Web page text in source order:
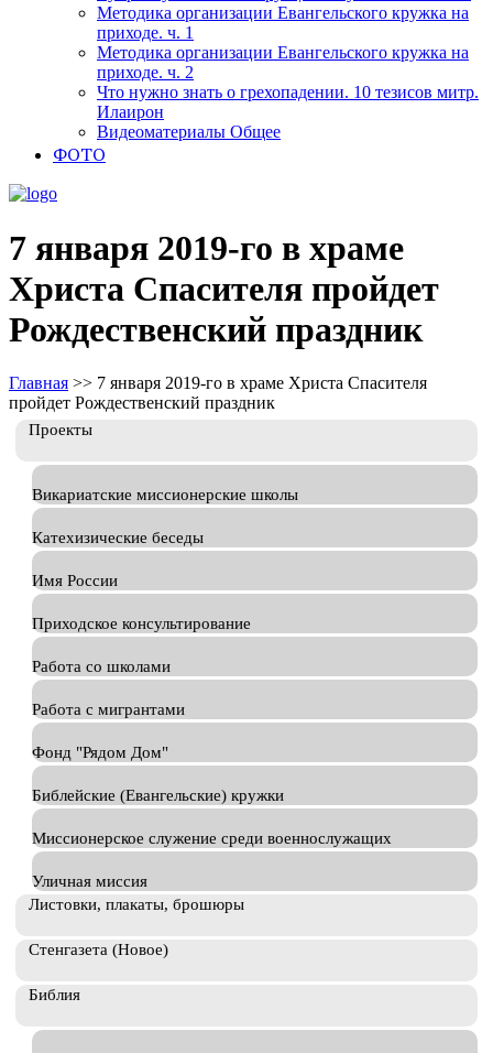
Методика организации Евангельского кружка на
приходе. ч. 1
Методика организации Евангельского кружка на
приходе. ч. 2
Что нужно знать о грехопадении. 10 тезисов митр.
Илаирон
Видеоматериалы Общее
ФОТО
7 января 2019-го в храме
Христа Спасителя пройдет
Рождественский праздник
Главная >> 7 января 2019-го в храме Христа Спасителя
пройдет Рождественский праздник
Проекты
Викариатские миссионерские школы
Катехизические беседы
Имя России
Приходское консультирование
Работа со школами
Работа с мигрантами
Фонд "Рядом Дом"
Библейские (Евангельские) кружки
Миссионерское служение среди военнослужащих
Уличная миссия
Листовки, плакаты, брошюры
Стенгазета (Новое)
Библия